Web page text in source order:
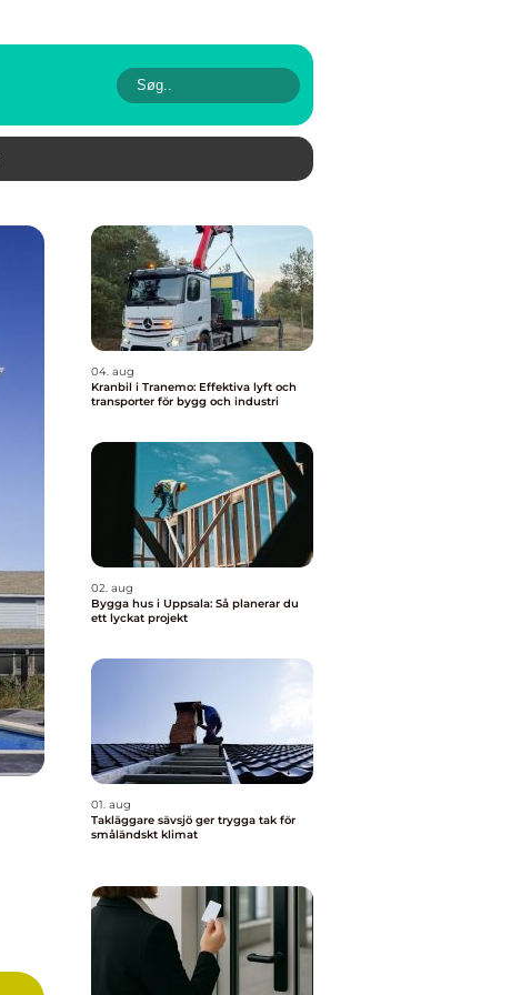
04. aug
Kranbil i Tranemo: Effektiva lyft och
transporter för bygg och industri
02. aug
Bygga hus i Uppsala: Så planerar du
ett lyckat projekt
01. aug
Takläggare sävsjö ger trygga tak för
småländskt klimat